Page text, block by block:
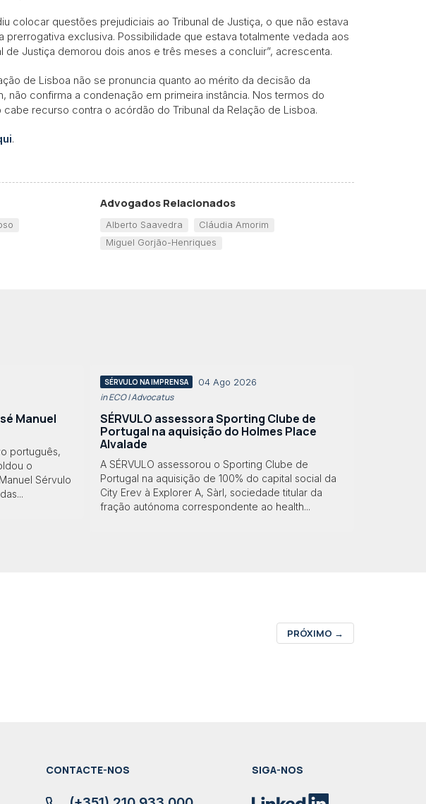
colocar questões prejudiciais ao Tribunal de Justiça, o que não estava
prerrogativa exclusiva. Possibilidade que estava totalmente vedada aos
de Justiça demorou dois anos e três meses a concluir”, acrescenta.
de Lisboa não se pronuncia quanto ao mérito da decisão da
não confirma a condenação em primeira instância. Nos termos do
recurso contra o acórdão do Tribunal da Relação de Lisboa.
.
Advogados Relacionados
Alberto Saavedra
Cláudia Amorim
Miguel Gorjão-Henriques
Manuel
português,
o
Sérvulo
SÉRVULO NA IMPRENSA 04 Ago 2026
in ECO | Advocatus
SÉRVULO assessora Sporting Clube de
Portugal na aquisição do Holmes Place
Alvalade
A SÉRVULO assessorou o Sporting Clube de
Portugal na aquisição de 100% do capital social da
City Erev à Explorer A, Sàrl, sociedade titular da
fração autónoma correspondente ao health...
PRÓXIMO →
CONTACTE-NOS SIGA-NOS